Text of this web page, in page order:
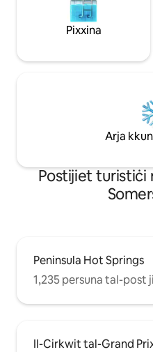
Pixxina
Arja
Роѕtіјіеt
Peninsula Hot Springs
1,235 persuna tal-post
Il-Cirkwit tal-Grand